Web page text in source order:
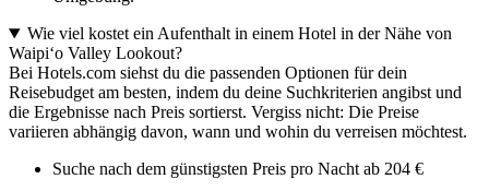
Wie viel kostet ein Aufenthalt in einem Hotel in der Nähe von
Waipiʻo Valley Lookout?
Bei Hotels.com siehst du die passenden Optionen für dein
Reisebudget am besten, indem du deine Suchkriterien angibst und
die Ergebnisse nach Preis sortierst. Vergiss nicht: Die Preise
variieren abhängig davon, wann und wohin du verreisen möchtest.
Suche nach dem günstigsten Preis pro Nacht ab 204 €